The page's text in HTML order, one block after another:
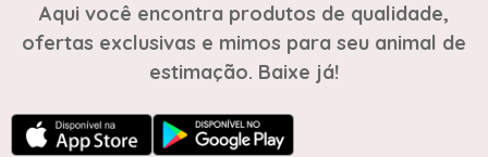
Aqui você encontra produtos de qualidade,
ofertas exclusivas e mimos para seu animal de
estimação. Baixe já!